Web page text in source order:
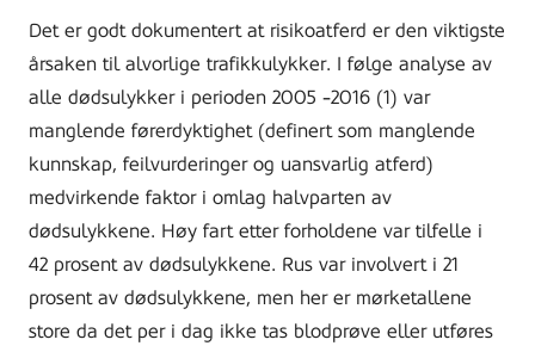
Det er godt dokumentert at risikoatferd er den viktigste
årsaken til alvorlige trafikkulykker. I følge analyse av
alle dødsulykker i perioden 2005 -2016 (1) var
manglende førerdyktighet (definert som manglende
kunnskap, feilvurderinger og uansvarlig atferd)
medvirkende faktor i omlag halvparten av
dødsulykkene. Høy fart etter forholdene var tilfelle i
42 prosent av dødsulykkene. Rus var involvert i 21
prosent av dødsulykkene, men her er mørketallene
store da det per i dag ikke tas blodprøve eller utføres